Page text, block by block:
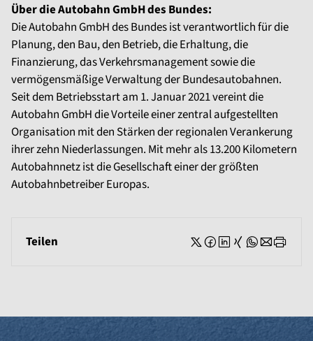
Über die Autobahn GmbH des Bundes:
Die Autobahn GmbH des Bundes ist verantwortlich für die
Planung, den Bau, den Betrieb, die Erhaltung, die
Finanzierung, das Verkehrsmanagement sowie die
vermögensmäßige Verwaltung der Bundesautobahnen.
Seit dem Betriebsstart am 1. Januar 2021 vereint die
Autobahn GmbH die Vorteile einer zentral aufgestellten
Organisation mit den Stärken der regionalen Verankerung
ihrer zehn Niederlassungen. Mit mehr als 13.200 Kilometern
Autobahnnetz ist die Gesellschaft einer der größten
Autobahnbetreiber Europas.
Teilen